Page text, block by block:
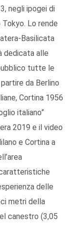
negli ipogei di
Lo rende
Basilicata
dedicata alle
tutte le
da Berlino
Cortina 1956
italiano”
2019 e il video
e Cortina a
delle
metri della
canestro (3,05